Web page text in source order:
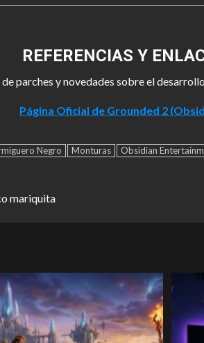
REFERENCIAS Y
parches y novedades sobre el
Página Oficial de Grounded 2
Negro Monturas Obsidian
mariquita